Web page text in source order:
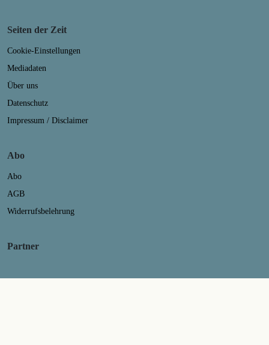
Seiten der Zeit
Cookie-Einstellungen
Mediadaten
Über uns
Datenschutz
Impressum / Disclaimer
Abo
Abo
AGB
Widerrufsbelehrung
Partner